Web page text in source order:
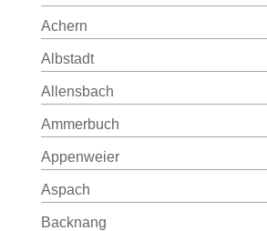
Achern
Albstadt
Allensbach
Ammerbuch
Appenweier
Aspach
Backnang